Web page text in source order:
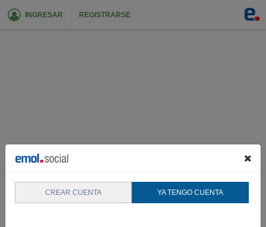
CREAR CUENTA YA TENGO CUENTA
INGRESAR REGISTRARSE